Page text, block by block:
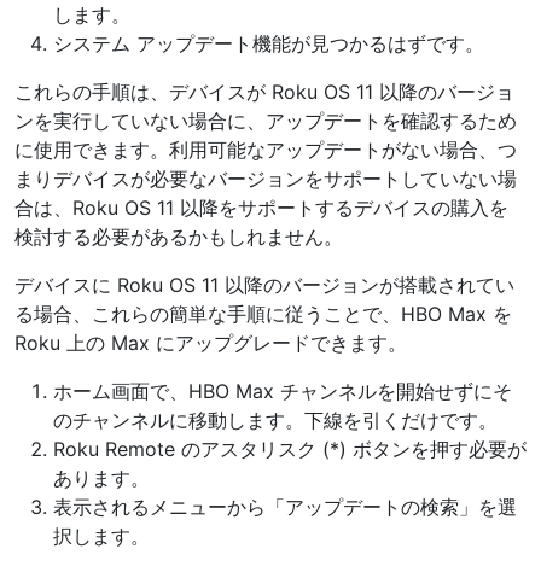
します。
システム アップデート機能が見つかるはずです。
これらの手順は、デバイスが Roku OS 11 以降のバージョ
ンを実行していない場合に、アップデートを確認するため
に使用できます。利用可能なアップデートがない場合、つ
まりデバイスが必要なバージョンをサポートしていない場
合は、Roku OS 11 以降をサポートするデバイスの購入を
検討する必要があるかもしれません。
デバイスに Roku OS 11 以降のバージョンが搭載されてい
る場合、これらの簡単な手順に従うことで、HBO Max を
Roku 上の Max にアップグレードできます。
ホーム画面で、HBO Max チャンネルを開始せずにそ
のチャンネルに移動します。下線を引くだけです。
Roku Remote のアスタリスク (*) ボタンを押す必要が
あります。
表示されるメニューから「アップデートの検索」を選
択します。